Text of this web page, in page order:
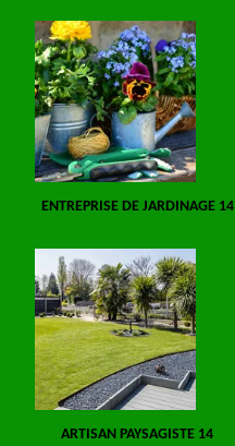
ENTREPRISE DE JARDINAGE 14
ARTISAN PAYSAGISTE 14